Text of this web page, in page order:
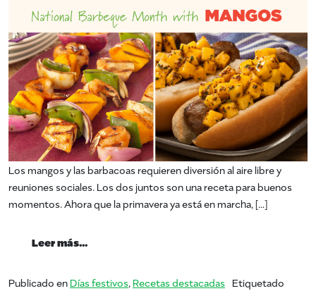
Los mangos y las barbacoas requieren diversión al aire libre y
reuniones sociales. Los dos juntos son una receta para buenos
momentos. Ahora que la primavera ya está en marcha, […]
Leer más…
Publicado enDías festivos Recetas destacadas Etiquetado